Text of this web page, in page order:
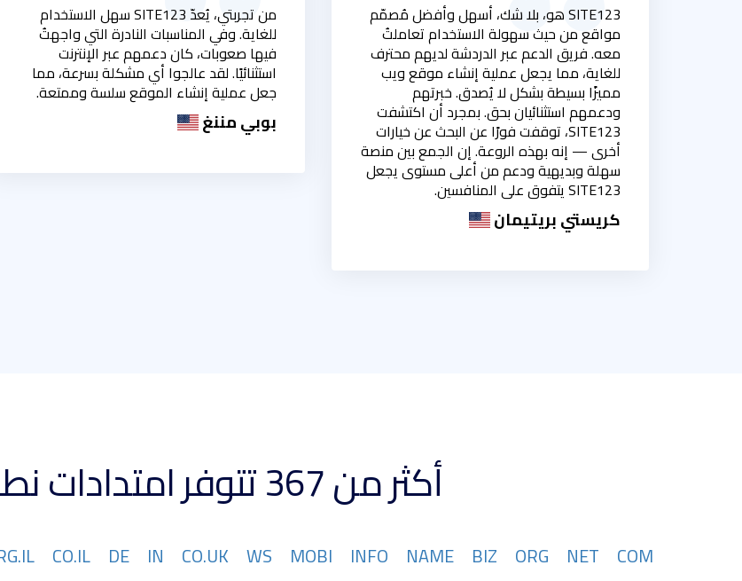
SITE123 هو، بلا شك، أسهل وأفضل مُصمّم
مواقع من حيث سهولة الاستخدام تعاملتُ
معه. فريق الدعم عبر الدردشة لديهم محترف
للغاية، مما يجعل عملية إنشاء موقع ويب
مميزًا بسيطة بشكل لا يُصدق. خبرتهم
ودعمهم استثنائيان بحق. بمجرد أن اكتشفت
SITE123، توقفت فورًا عن البحث عن خيارات
أخرى — إنه بهذه الروعة. إن الجمع بين منصة
سهلة وبديهية ودعم من أعلى مستوى يجعل
SITE123 يتفوق على المنافسين.
كريستي بريتيمان
من تجربتي، يُعدّ SITE123 سهل الاستخدام
للغاية. وفي المناسبات النادرة التي واجهتُ
فيها صعوبات، كان دعمهم عبر الإنترنت
استثنائيًا. لقد عالجوا أي مشكلة بسرعة، مما
جعل عملية إنشاء الموقع سلسة وممتعة.
بوبي مننغ
أكثر من 367 تتوفر امتدادات نطاقات كبيرة
COM
NET
ORG
BIZ
NAME
INFO
MOBI
WS
CO.UK
IN
DE
CO.IL